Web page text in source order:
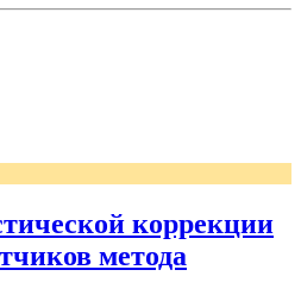
коррекции
метода